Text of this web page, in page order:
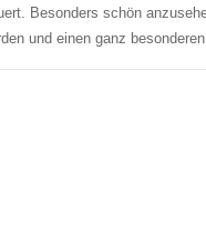
Besonders schön
und einen ganz